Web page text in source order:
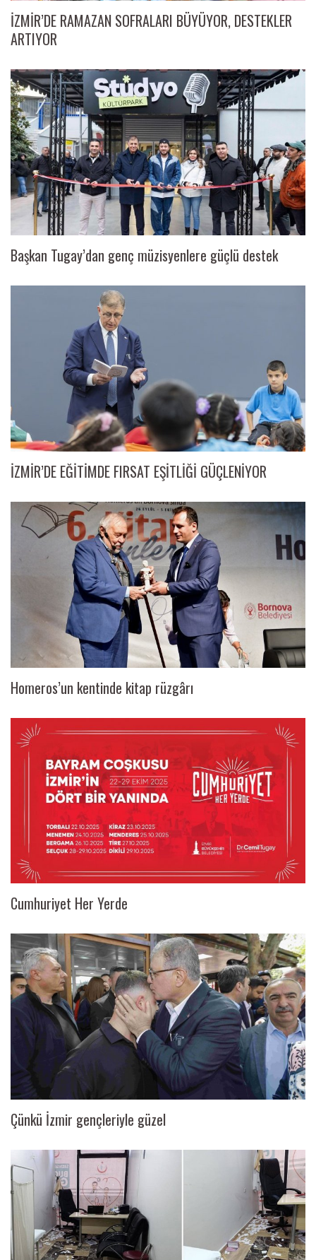
İZMİR’DE RAMAZAN SOFRALARI BÜYÜYOR, DESTEKLER
ARTIYOR
Başkan Tugay’dan genç müzisyenlere güçlü destek
İZMİR’DE EĞİTİMDE FIRSAT EŞİTLİĞİ GÜÇLENİYOR
Homeros’un kentinde kitap rüzgârı
Cumhuriyet Her Yerde
Çünkü İzmir gençleriyle güzel